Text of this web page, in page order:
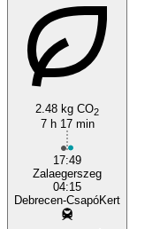
Zalaegerszeg
2.48 kg CO2
7 h 17 min
17:49
Zalaegerszeg
04:15
Debrecen-CsapóKert